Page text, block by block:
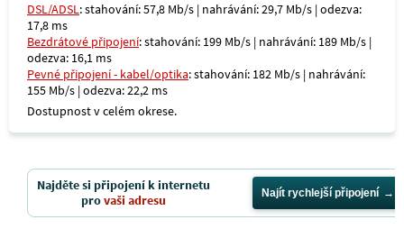
DSL/ADSL: stahování: 57,8 Mb/s | nahrávání: 29,7 Mb/s | odezva:
17,8 ms
Bezdrátové připojení: stahování: 199 Mb/s | nahrávání: 189 Mb/s |
odezva: 16,1 ms
Pevné připojení - kabel/optika: stahování: 182 Mb/s | nahrávání:
155 Mb/s | odezva: 22,2 ms
Dostupnost v celém okrese.
Najděte si připojení k internetu
provaši adresu Najít rychlejší připojení